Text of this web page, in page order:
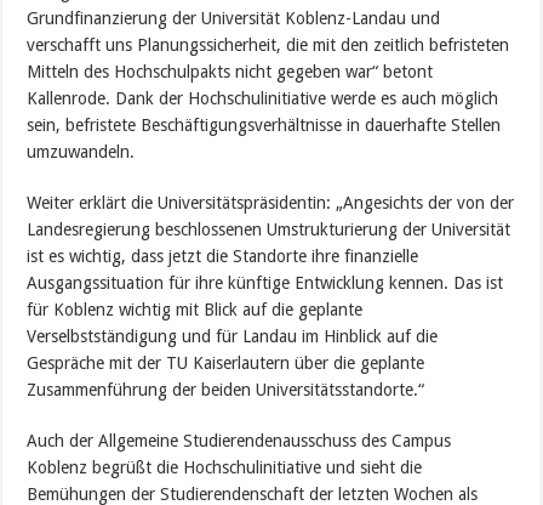
Grundfinanzierung der Universität Koblenz-Landau und
verschafft uns Planungssicherheit, die mit den zeitlich befristeten
Mitteln des Hochschulpakts nicht gegeben war“ betont
Kallenrode. Dank der Hochschulinitiative werde es auch möglich
sein, befristete Beschäftigungsverhältnisse in dauerhafte Stellen
umzuwandeln.
Weiter erklärt die Universitätspräsidentin: „Angesichts der von der
Landesregierung beschlossenen Umstrukturierung der Universität
ist es wichtig, dass jetzt die Standorte ihre finanzielle
Ausgangssituation für ihre künftige Entwicklung kennen. Das ist
für Koblenz wichtig mit Blick auf die geplante
Verselbstständigung und für Landau im Hinblick auf die
Gespräche mit der TU Kaiserlautern über die geplante
Zusammenführung der beiden Universitätsstandorte.“
Auch der Allgemeine Studierendenausschuss des Campus
Koblenz begrüßt die Hochschulinitiative und sieht die
Bemühungen der Studierendenschaft der letzten Wochen als